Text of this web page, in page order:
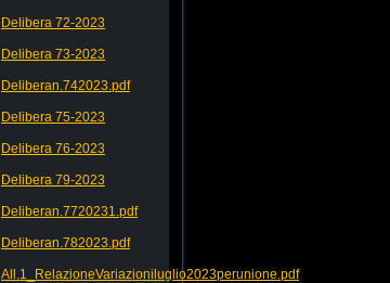
Delibera 72-2023
Delibera 73-2023
Deliberan.742023.pdf
Delibera 75-2023
Delibera 76-2023
Delibera 79-2023
Deliberan.7720231.pdf
Deliberan.782023.pdf
All.1_RelazioneVariazioniluglio2023perunione.pdf